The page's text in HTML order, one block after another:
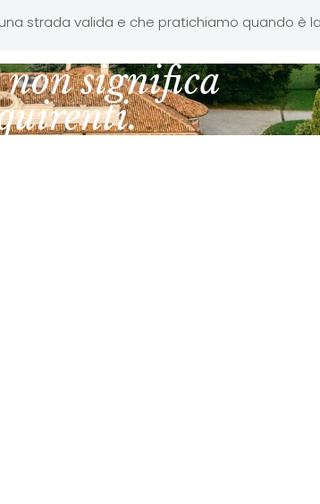
strada valida e che pratichiamo quando è
significa